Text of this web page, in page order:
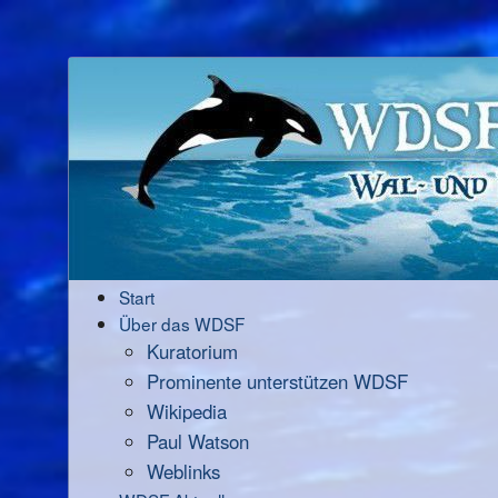
Start
Über das WDSF
Kuratorium
Prominente unterstützen WDSF
Wikipedia
Paul Watson
Weblinks